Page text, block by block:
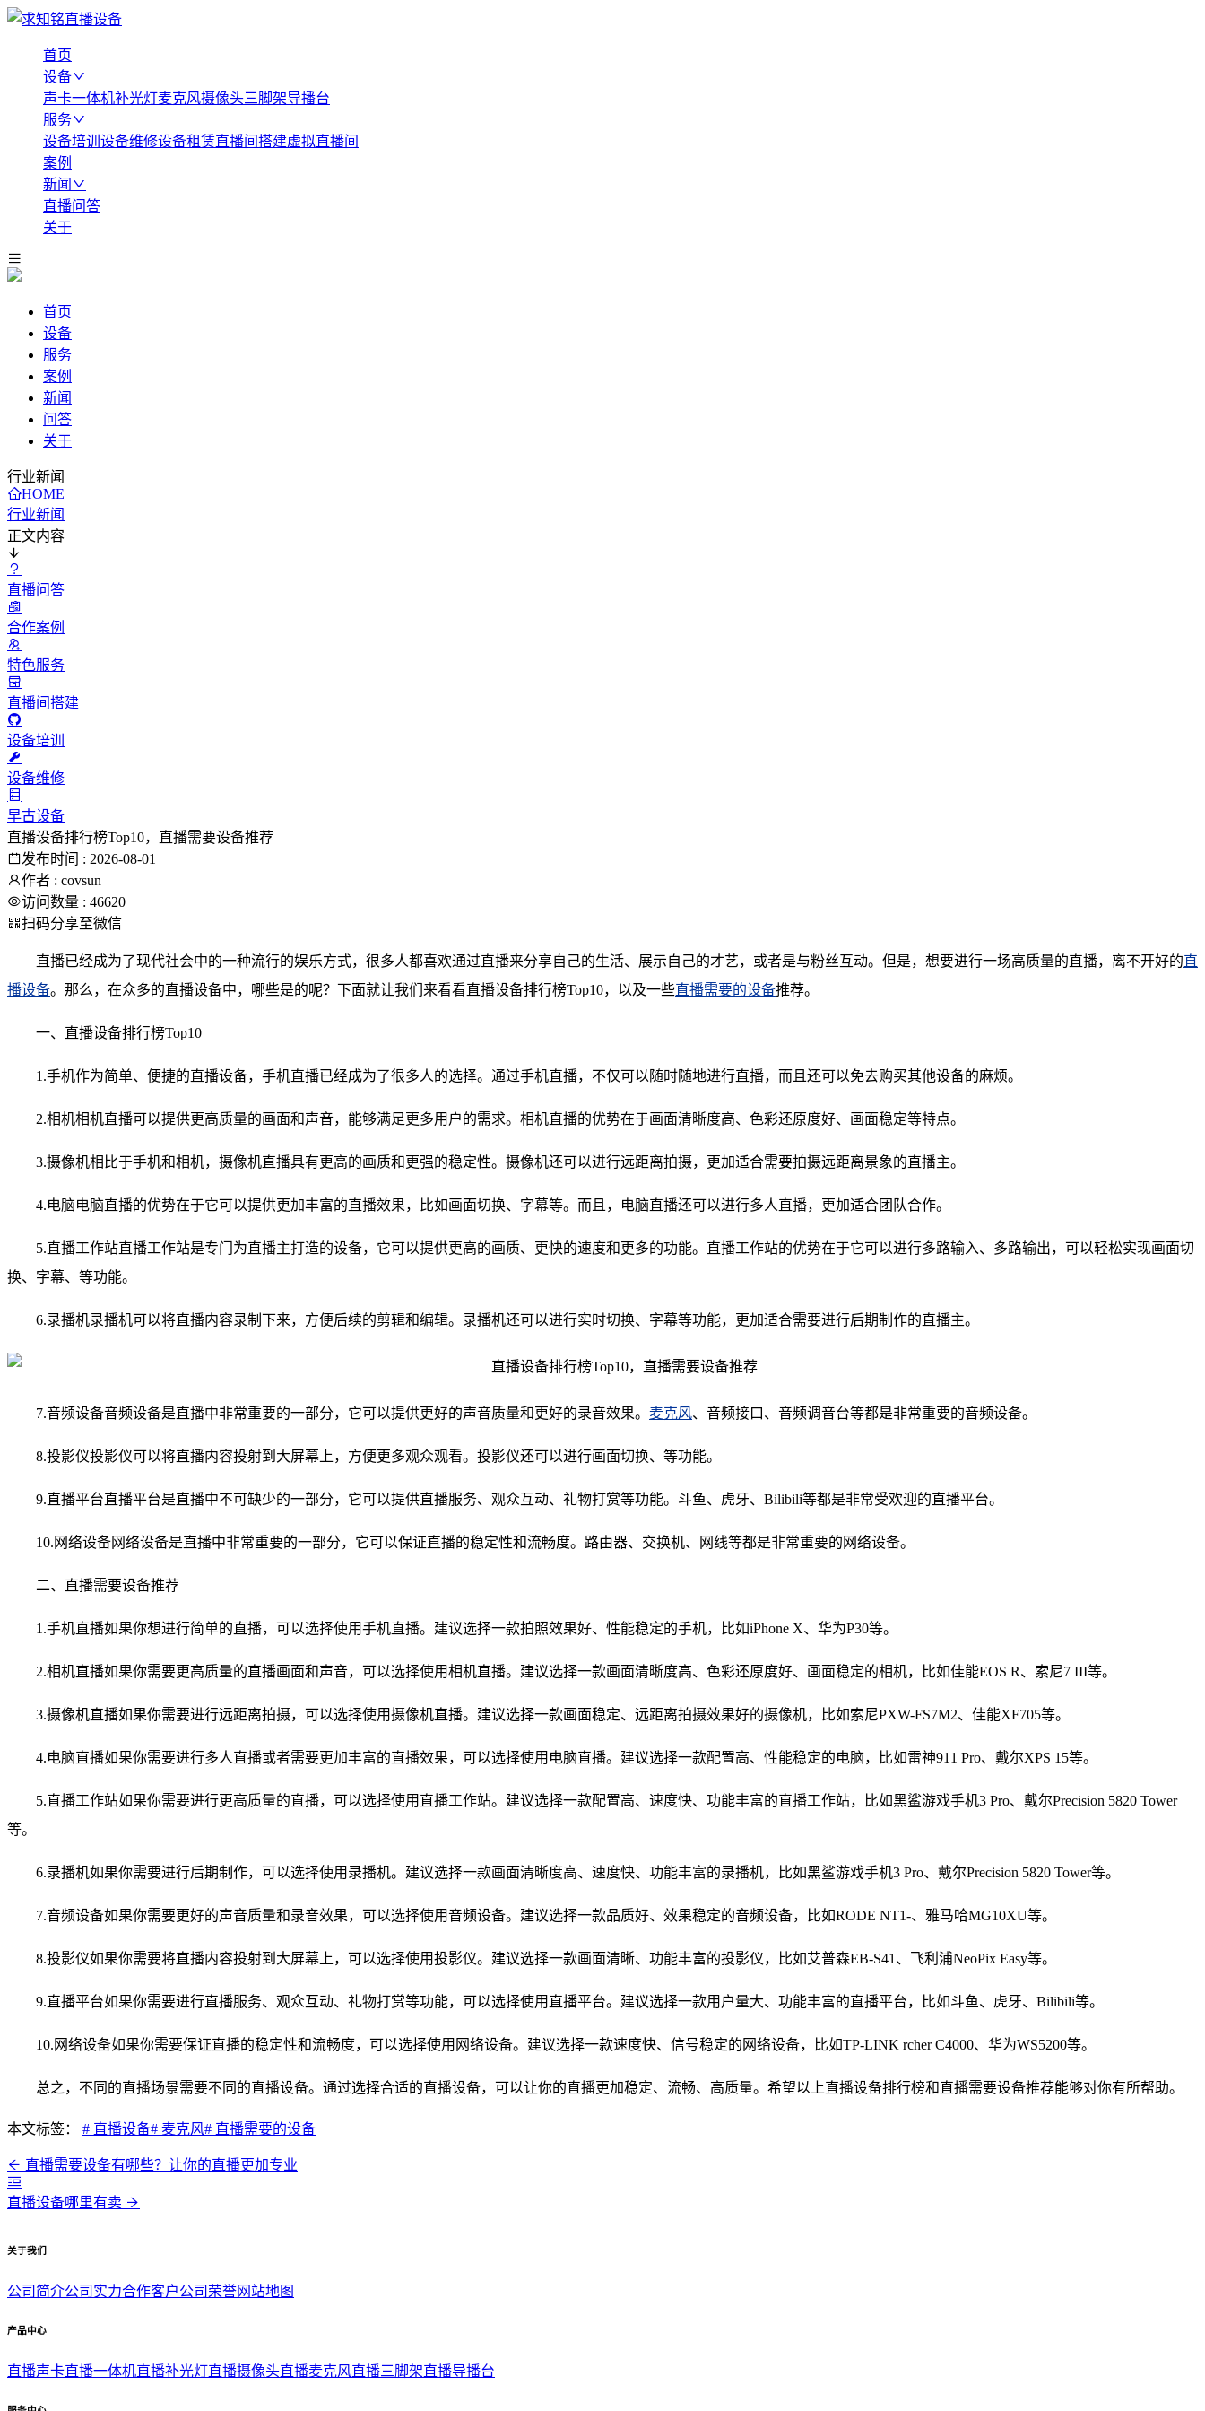
首页
设备
声卡一体机补光灯麦克风摄像头三脚架导播台
服务
设备培训 设备维修设备租赁直播间搭建虚拟直播间
案例
新闻
直播问答
关于
首页
设备
服务
案例
新闻
问答
关于
行业新闻
HOME
行业新闻
正文内容
直播问答
合作案例
特色服务
直播间搭建
设备培训
设备维修
早古设备
直播设备排行榜Top10，直播需要设备推荐
发布时间 : 2026-08-01
作者 : covsun
访问数量 : 46620
扫码分享至微信
直播已经成为了现代社会中的一种流行的娱乐方式，很多人都喜欢通过直播来分享自己的生活、展示自己的才艺，或者是与粉丝互动。但是，想要进行一场高质量的直播，离不开好的直
播设备。那么，在众多的直播设备中，哪些是的呢？下面就让我们来看看直播设备排行榜Top10，以及一些直播需要的设备推荐。
一、直播设备排行榜Top10
1.手机作为简单、便捷的直播设备，手机直播已经成为了很多人的选择。通过手机直播，不仅可以随时随地进行直播，而且还可以免去购买其他设备的麻烦。
2.相机相机直播可以提供更高质量的画面和声音，能够满足更多用户的需求。相机直播的优势在于画面清晰度高、色彩还原度好、画面稳定等特点。
3.摄像机相比于手机和相机，摄像机直播具有更高的画质和更强的稳定性。摄像机还可以进行远距离拍摄，更加适合需要拍摄远距离景象的直播主。
4.电脑电脑直播的优势在于它可以提供更加丰富的直播效果，比如画面切换、字幕等。而且，电脑直播还可以进行多人直播，更加适合团队合作。
5.直播工作站直播工作站是专门为直播主打造的设备，它可以提供更高的画质、更快的速度和更多的功能。直播工作站的优势在于它可以进行多路输入、多路输出，可以轻松实现画面切
换、字幕、等功能。
6.录播机录播机可以将直播内容录制下来，方便后续的剪辑和编辑。录播机还可以进行实时切换、字幕等功能，更加适合需要进行后期制作的直播主。
7.音频设备音频设备是直播中非常重要的一部分，它可以提供更好的声音质量和更好的录音效果。 麦克风、音频接口、音频调音台等都是非常重要的音频设备。
8.投影仪投影仪可以将直播内容投射到大屏幕上，方便更多观众观看。投影仪还可以进行画面切换、等功能。
9.直播平台直播平台是直播中不可缺少的一部分，它可以提供直播服务、观众互动、礼物打赏等功能。斗鱼、虎牙、Bilibili等都是非常受欢迎的直播平台。
10.网络设备网络设备是直播中非常重要的一部分，它可以保证直播的稳定性和流畅度。路由器、交换机、网线等都是非常重要的网络设备。
二、直播需要设备推荐
1.手机直播如果你想进行简单的直播，可以选择使用手机直播。建议选择一款拍照效果好、性能稳定的手机，比如iPhone X、华为P30等。
2.相机直播如果你需要更高质量的直播画面和声音，可以选择使用相机直播。建议选择一款画面清晰度高、色彩还原度好、画面稳定的相机，比如佳能EOS R、索尼7 III等。
3.摄像机直播如果你需要进行远距离拍摄，可以选择使用摄像机直播。建议选择一款画面稳定、远距离拍摄效果好的摄像机，比如索尼PXW-FS7M2、佳能XF705等。
4.电脑直播如果你需要进行多人直播或者需要更加丰富的直播效果，可以选择使用电脑直播。建议选择一款配置高、性能稳定的电脑，比如雷神911 Pro、戴尔XPS 15等。
5.直播工作站如果你需要进行更高质量的直播，可以选择使用直播工作站。建议选择一款配置高、速度快、功能丰富的直播工作站，比如黑鲨游戏手机3 Pro、戴尔Precision 5820 Tower
等。
6.录播机如果你需要进行后期制作，可以选择使用录播机。建议选择一款画面清晰度高、速度快、功能丰富的录播机，比如黑鲨游戏手机3 Pro、戴尔Precision 5820 Tower等。
7.音频设备如果你需要更好的声音质量和录音效果，可以选择使用音频设备。建议选择一款品质好、效果稳定的音频设备，比如RODE NT1-、雅马哈MG10XU等。
8.投影仪如果你需要将直播内容投射到大屏幕上，可以选择使用投影仪。建议选择一款画面清晰、功能丰富的投影仪，比如艾普森EB-S41、飞利浦NeoPix Easy等。
9.直播平台如果你需要进行直播服务、观众互动、礼物打赏等功能，可以选择使用直播平台。建议选择一款用户量大、功能丰富的直播平台，比如斗鱼、虎牙、Bilibili等。
10.网络设备如果你需要保证直播的稳定性和流畅度，可以选择使用网络设备。建议选择一款速度快、信号稳定的网络设备，比如TP-LINK rcher C4000、华为WS5200等。
总之，不同的直播场景需要不同的直播设备。通过选择合适的直播设备，可以让你的直播更加稳定、流畅、高质量。希望以上直播设备排行榜和直播需要设备推荐能够对你有所帮助。
本文标签： # 直播设备# 麦克风# 直播需要的设备
直播需要设备有哪些？让你的直播更加专业
直播设备哪里有卖
关于我们
公司简介公司实力合作客户公司荣誉网站地图
产品中心
直播声卡直播一体机直播补光灯直播摄像头直播麦克风直播三脚架直播导播台